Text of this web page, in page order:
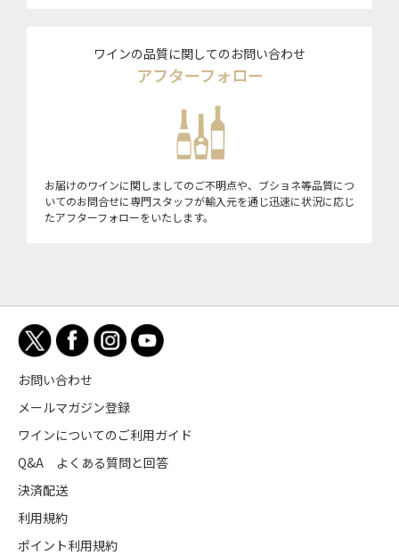
ワインの品質に関してのお問い合わせ
アフターフォロー
お届けのワインに関しましてのご不明点や、ブショネ等品質につ
いてのお問合せに専門スタッフが輸入元を通じ迅速に状況に応じ
たアフターフォローをいたします。
お問い合わせ
メールマガジン登録
ワインについてのご利用ガイド
Q&A よくある質問と回答
決済配送
利用規約
ポイント利用規約